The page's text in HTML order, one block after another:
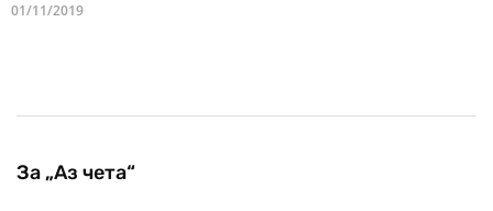
01/11/2019
За „Аз чета“